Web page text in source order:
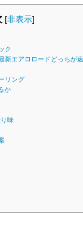
[非表示]
ク
新エアロロードどっちが
リング
か
味